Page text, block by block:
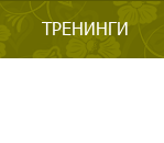
ТРЕНИНГИ